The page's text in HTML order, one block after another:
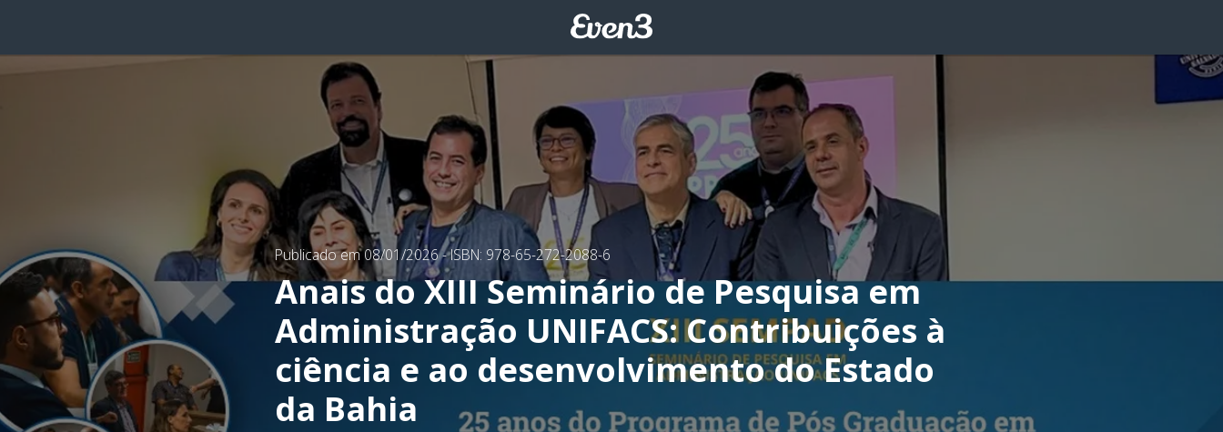
Publicado em 08/01/2026- ISBN: 978-65-272-2088-6
Anais do XIII Seminário de Pesquisa em
Administração UNIFACS: Contribuições à
ciência e ao desenvolvimento do Estado
da Bahia